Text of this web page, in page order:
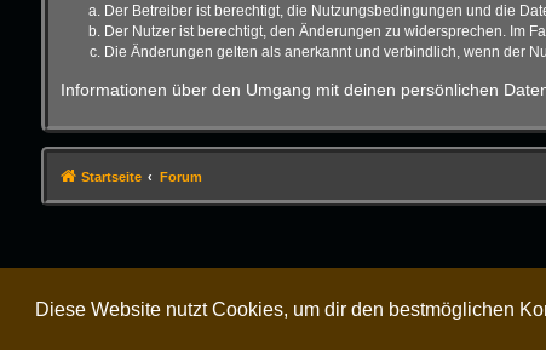
Diese Website nutzt Cookies, um dir den bestmöglichen
Der Betreiber ist berechtigt, die Nutzungsbedingungen und die
Der Nutzer ist berechtigt, den Änderungen zu widersprechen. Im
Die Änderungen gelten als anerkannt und verbindlich, wenn der
Informationen über den Umgang mit deinen persönlichen
Startseite Forum